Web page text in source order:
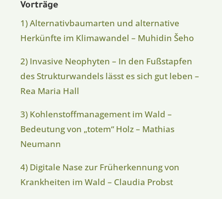
Vorträge
1) Alternativbaumarten und alternative
Herkünfte im Klimawandel – Muhidin Šeho
2) Invasive Neophyten – In den Fußstapfen
des Strukturwandels lässt es sich gut leben –
Rea Maria Hall
3) Kohlenstoffmanagement im Wald –
Bedeutung von „totem“ Holz – Mathias
Neumann
4) Digitale Nase zur Früherkennung von
Krankheiten im Wald – Claudia Probst